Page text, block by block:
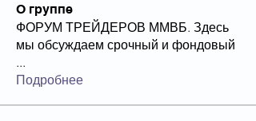
О группе
ФОРУМ ТРЕЙДЕРОВ ММВБ. Здесь
мы обсуждаем срочный и фондовый
...
Подробнее